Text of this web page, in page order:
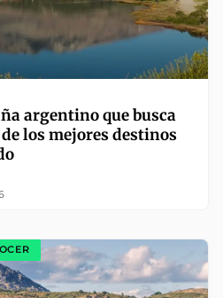
argentino que busca
los mejores destinos